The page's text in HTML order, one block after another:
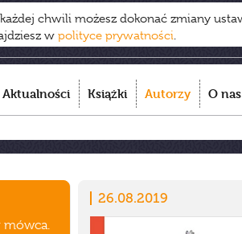
chwili możesz dokonać zmiany
w polityce prywatności.
Aktualności Książki Autorzy O nas
mówca.
26.08.2019